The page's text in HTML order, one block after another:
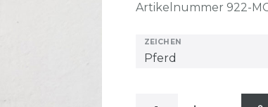
Artikelnummer 922-
ZEICHEN